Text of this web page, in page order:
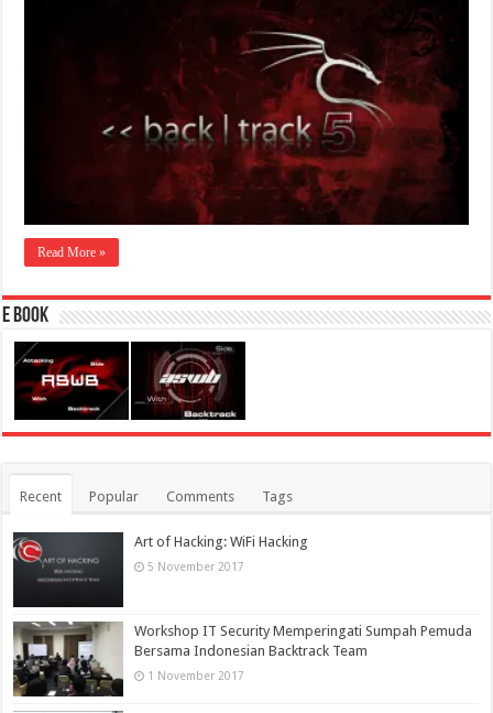
Read More »
E Book
Recent Popular Comments Tags
Art of Hacking: WiFi Hacking
5 November 2017
Workshop IT Security Memperingati Sumpah Pemuda
Bersama Indonesian Backtrack Team
1 November 2017